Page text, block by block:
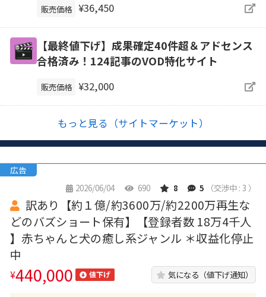
販売価格 ¥36,450
【最終値下げ】成果確定40件超＆アドセンス
合格済み！124記事のVOD特化サイト
販売価格 ¥32,000
もっと見る（サイトマーケット）
広告
2026/06/04
690 8 5 （交渉中 : 3 ）
訳あり【約１億/約3600万/約2200万再生な
どのバズショート保有】【登録者数 18万4千人
】赤ちゃんと犬の癒し系ジャンル ＊収益化停止
中
¥440,000 値下げ 気になる（値下げ通知）